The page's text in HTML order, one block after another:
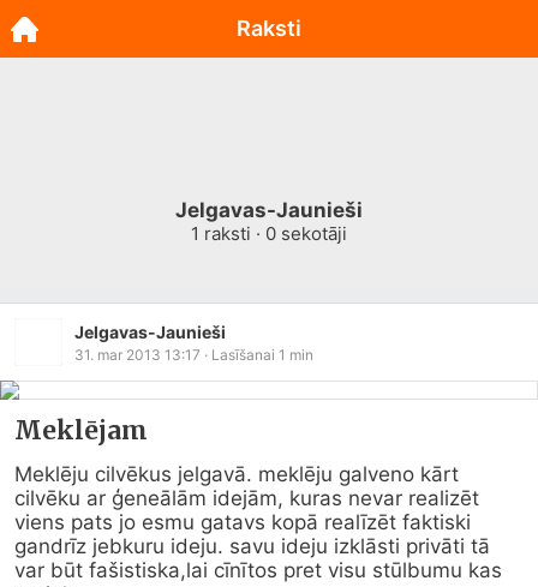
Jelgavas-Jaunieši
1 raksti · 0 sekotāji
Jelgavas-Jaunieši
31. mar 2013 13:17 · Lasīšanai 1 min
Meklējam
Meklēju cilvēkus jelgavā. meklēju galveno kārt
cilvēku ar ģeneālām idejām, kuras nevar realizēt
viens pats jo esmu gatavs kopā realīzēt faktiski
gandrīz jebkuru ideju. savu ideju izklāsti privāti tā
var būt fašistiska,lai cīnītos pret visu stūlbumu kas
Raksti